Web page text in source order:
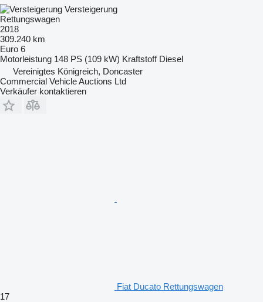
Versteigerung
Rettungswagen
2018
309.240 km
Euro 6
Motorleistung 148 PS (109 kW) Kraftstoff Diesel
Vereinigtes Königreich, Doncaster
Commercial Vehicle Auctions Ltd
Verkäufer kontaktieren
Fiat Ducato Rettungswagen
17